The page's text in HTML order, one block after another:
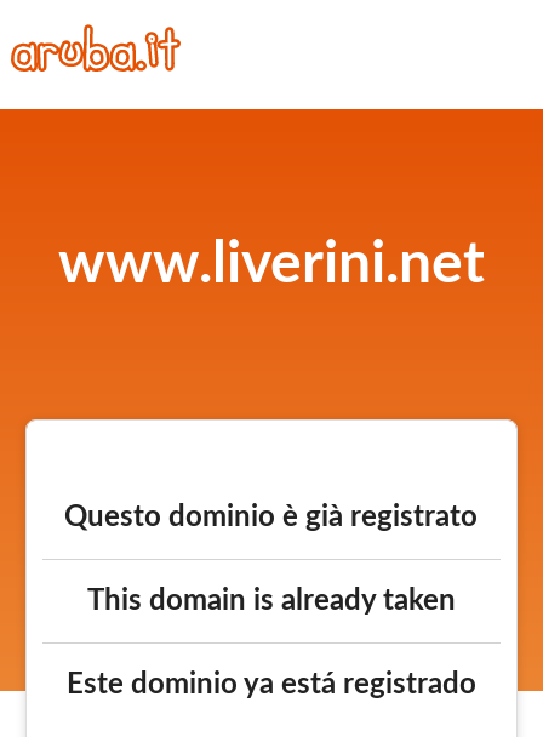
www.liverini.net
Questo dominio è già registrato
This domain is already taken
Este dominio ya está registrado